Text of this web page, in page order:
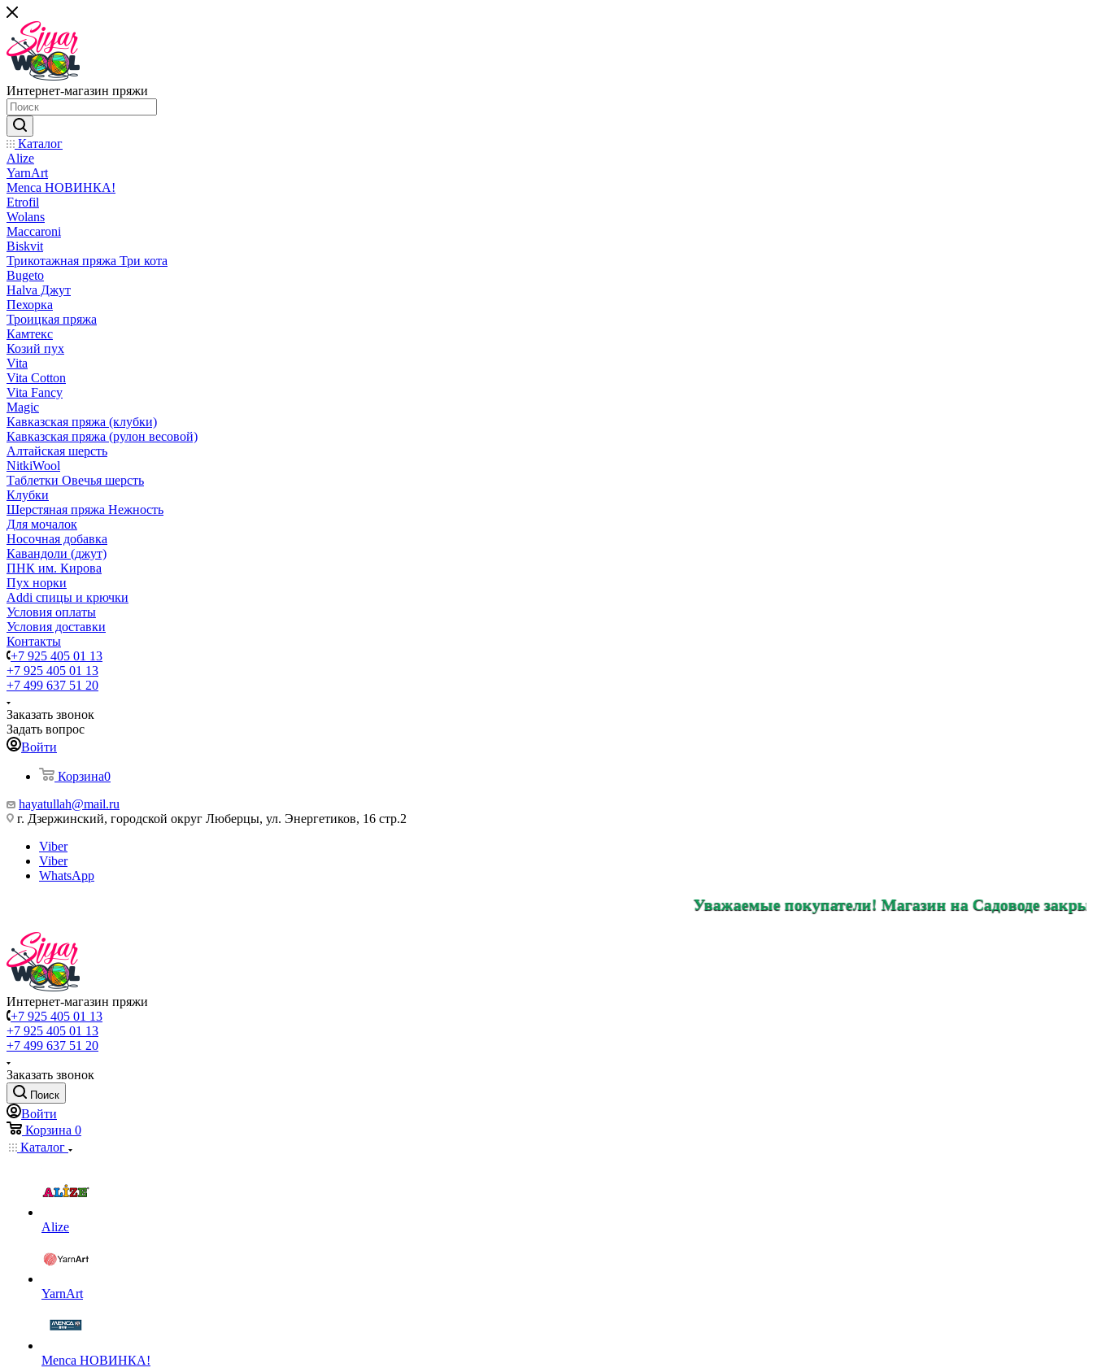
Интернет-магазин пряжи
Каталог
Alize
YarnArt
Menca НОВИНКА!
Etrofil
Wolans
Maccaroni
Biskvit
Трикотажная пряжа Три кота
Bugeto
Halva Джут
Пехорка
Троицкая пряжа
Камтекс
Козий пух
Vita
Vita Cotton
Vita Fancy
Magic
Кавказская пряжа (клубки)
Кавказская пряжа (рулон весовой)
Алтайская шерсть
NitkiWool
Таблетки Овечья шерсть
Клубки
Шерстяная пряжа Нежность
Для мочалок
Носочная добавка
Кавандоли (джут)
ПНК им. Кирова
Пух норки
Addi спицы и крючки
Условия оплаты
Условия доставки
Контакты
+7 925 405 01 13
+7 925 405 01 13
+7 499 637 51 20
Заказать звонок
Задать вопрос
Войти
Корзина0
hayatullah@mail.ru
г. Дзержинский, городской округ Люберцы, ул. Энергетиков, 16 стр.2
Viber
Viber
WhatsApp
Уважаемые покупатели! Магазин на Садоводе закрыт.
Интернет-магазин пряжи
+7 925 405 01 13
+7 925 405 01 13
+7 499 637 51 20
Заказать звонок
Поиск
Войти
Корзина 0
Каталог
Alize
YarnArt
Menca НОВИНКА!